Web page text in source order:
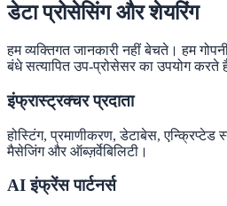
डेटा प्रोसेसिंग और शेयरिंग
हम व्यक्तिगत जानकारी नहीं बेचते। हम
बंधे सत्यापित उप-प्रोसेसर का उपयोग करते
इंफ्रास्ट्रक्चर प्रदाता
होस्टिंग, प्रमाणीकरण, डेटाबेस, एन्क्रिप्टेड
मैसेजिंग और ऑब्ज़र्वेबिलिटी।
AI इंफ्रेंस पार्टनर्स